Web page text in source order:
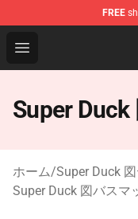
FREE
Open menu
Super Duck
Super
ホーム/Super Duck
Super Duck 図バスマ